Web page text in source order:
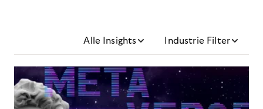
Alle Insights Industrie Filter